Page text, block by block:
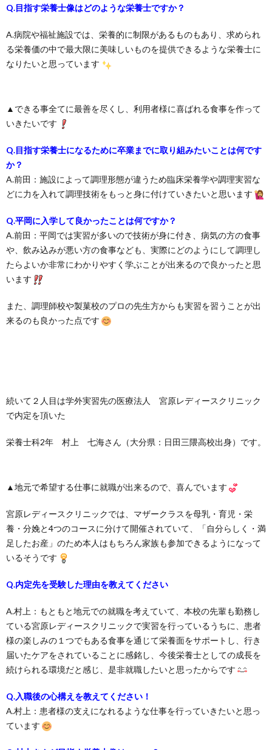
Q.目指す栄養士像はどのような栄養士ですか？
A.病院や福祉施設では、栄養的に制限があるものもあり、求められ
る栄養価の中で最大限に美味しいものを提供できるような栄養士に
なりたいと思っています
▲できる事全てに最善を尽くし、利用者様に喜ばれる食事を作って
いきたいです
Q.目指す栄養士になるために卒業までに取り組みたいことは何です
か？
A.前田：施設によって調理形態が違うため臨床栄養学や調理実習な
どに力を入れて調理技術をもっと身に付けていきたいと思います
Q.平岡に入学して良かったことは何ですか？
A.前田：平岡では実習が多いので技術が身に付き、病気の方の食事
や、飲み込みが悪い方の食事なども、実際にどのようにして調理し
たらよいか非常にわかりやすく学ぶことが出来るので良かったと思
います
また、調理師校や製菓校のプロの先生方からも実習を習うことが出
来るのも良かった点です
続いて２人目は学外実習先の医療法人 宮原レディースクリニック
で内定を頂いた
栄養士科2年 村上 七海さん（大分県：日田三隈高校出身）です。
▲地元で希望する仕事に就職が出来るので、喜んでいます
宮原レディースクリニックでは、マザークラスを母乳・育児・栄
養・分娩と4つのコースに分けて開催されていて、「自分らしく・満
足したお産」のため本人はもちろん家族も参加できるようになって
いるそうです
Q.内定先を受験した理由を教えてください
A.村上：もともと地元での就職を考えていて、本校の先輩も勤務し
ている宮原レディースクリニックで実習を行っているうちに、患者
様の楽しみの１つでもある食事を通じて栄養面をサポートし、行き
届いたケアをされていることに感銘し、今後栄養士としての成長を
続けられる環境だと感じ、是非就職したいと思ったからです
Q.入職後の心構えを教えてください！
A.村上：患者様の支えになれるような仕事を行っていきたいと思っ
ています